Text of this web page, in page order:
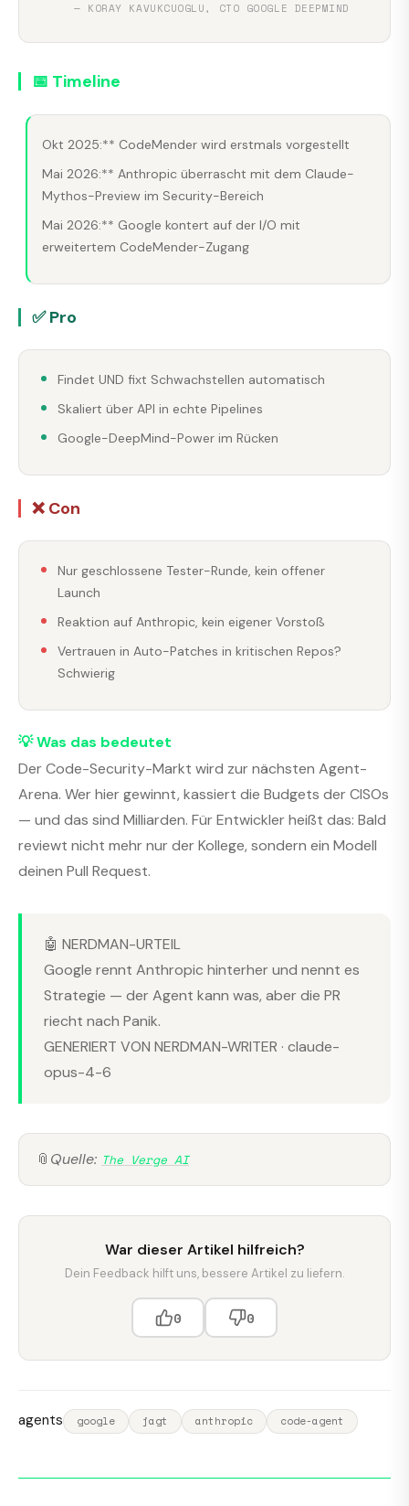
— KORAY KAVUKCUOGLU, CTO GOOGLE DEEPMIND
📅 Timeline
Okt 2025:** CodeMender wird erstmals vorgestellt
Mai 2026:** Anthropic überrascht mit dem Claude-
Mythos-Preview im Security-Bereich
Mai 2026:** Google kontert auf der I/O mit
erweitertem CodeMender-Zugang
✅ Pro
Findet UND fixt Schwachstellen automatisch
Skaliert über API in echte Pipelines
Google-DeepMind-Power im Rücken
❌ Con
Nur geschlossene Tester-Runde, kein offener
Launch
Reaktion auf Anthropic, kein eigener Vorstoß
Vertrauen in Auto-Patches in kritischen Repos?
Schwierig
💡 Was das bedeutet
Der Code-Security-Markt wird zur nächsten Agent-
Arena. Wer hier gewinnt, kassiert die Budgets der CISOs
— und das sind Milliarden. Für Entwickler heißt das: Bald
reviewt nicht mehr nur der Kollege, sondern ein Modell
deinen Pull Request.
🤖 NERDMAN-URTEIL
Google rennt Anthropic hinterher und nennt es
Strategie — der Agent kann was, aber die PR
riecht nach Panik.
GENERIERT VON NERDMAN-WRITER · claude-
opus-4-6
📎 Quelle: The Verge AI
War dieser Artikel hilfreich?
Dein Feedback hilft uns, bessere Artikel zu liefern.
0 0
agents google jagt anthropic code-agent